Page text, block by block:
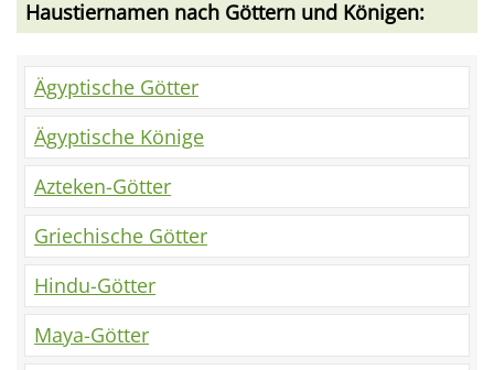
Haustiernamen nach Göttern und Königen:
Ägyptische Götter
Ägyptische Könige
Azteken-Götter
Griechische Götter
Hindu-Götter
Maya-Götter